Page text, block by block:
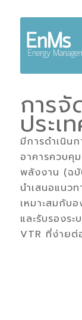
การจั
ประเ
มีการดำเนิน
อาคารควบคุ
พลังงาน (ฉ
นำเสนอแนว
เหมาะสมกับ
และรับรองร
VTR ที่ง่ายต่